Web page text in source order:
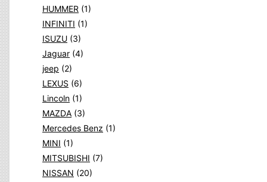
HUMMER (1)
INFINITI (1)
ISUZU (3)
Jaguar (4)
jeep (2)
LEXUS (6)
Lincoln (1)
MAZDA (3)
Mercedes Benz (1)
MINI (1)
MITSUBISHI (7)
NISSAN (20)